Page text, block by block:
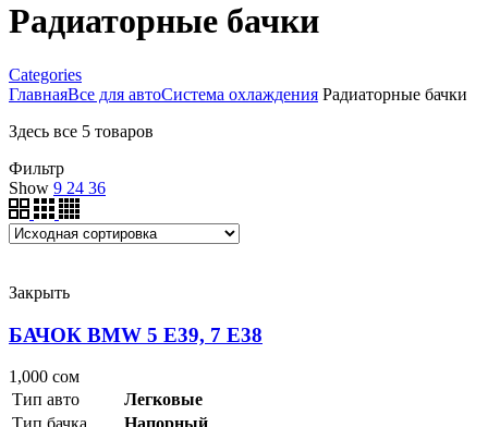
Радиаторные бачки
Categories
ГлавнаяВсе для автоСистема охлаждения Радиаторные бачки
Здесь все 5 товаров
Фильтр
Show 9 24 36
Закрыть
БАЧОК BMW 5 E39, 7 E38
1,000 сом
Тип авто
Легковые